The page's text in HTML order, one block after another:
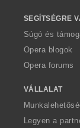
SEGÍTSÉGRE
Súgó és
Opera blogok
Opera forums
VÁLLALAT
Legyen a